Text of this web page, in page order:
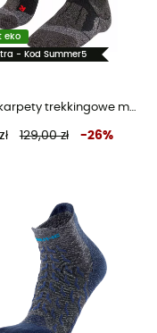
eko
- Kod Summer5
129,00 zł -26%